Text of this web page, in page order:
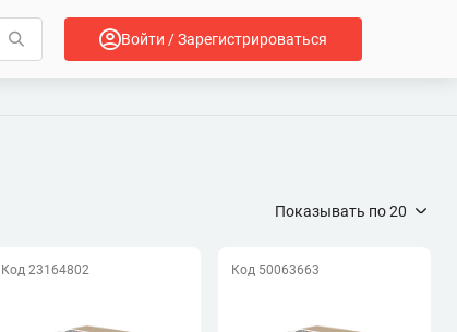
Войти / Зарегистрироваться
Показывать по20
Код 23164802 Код 50063663